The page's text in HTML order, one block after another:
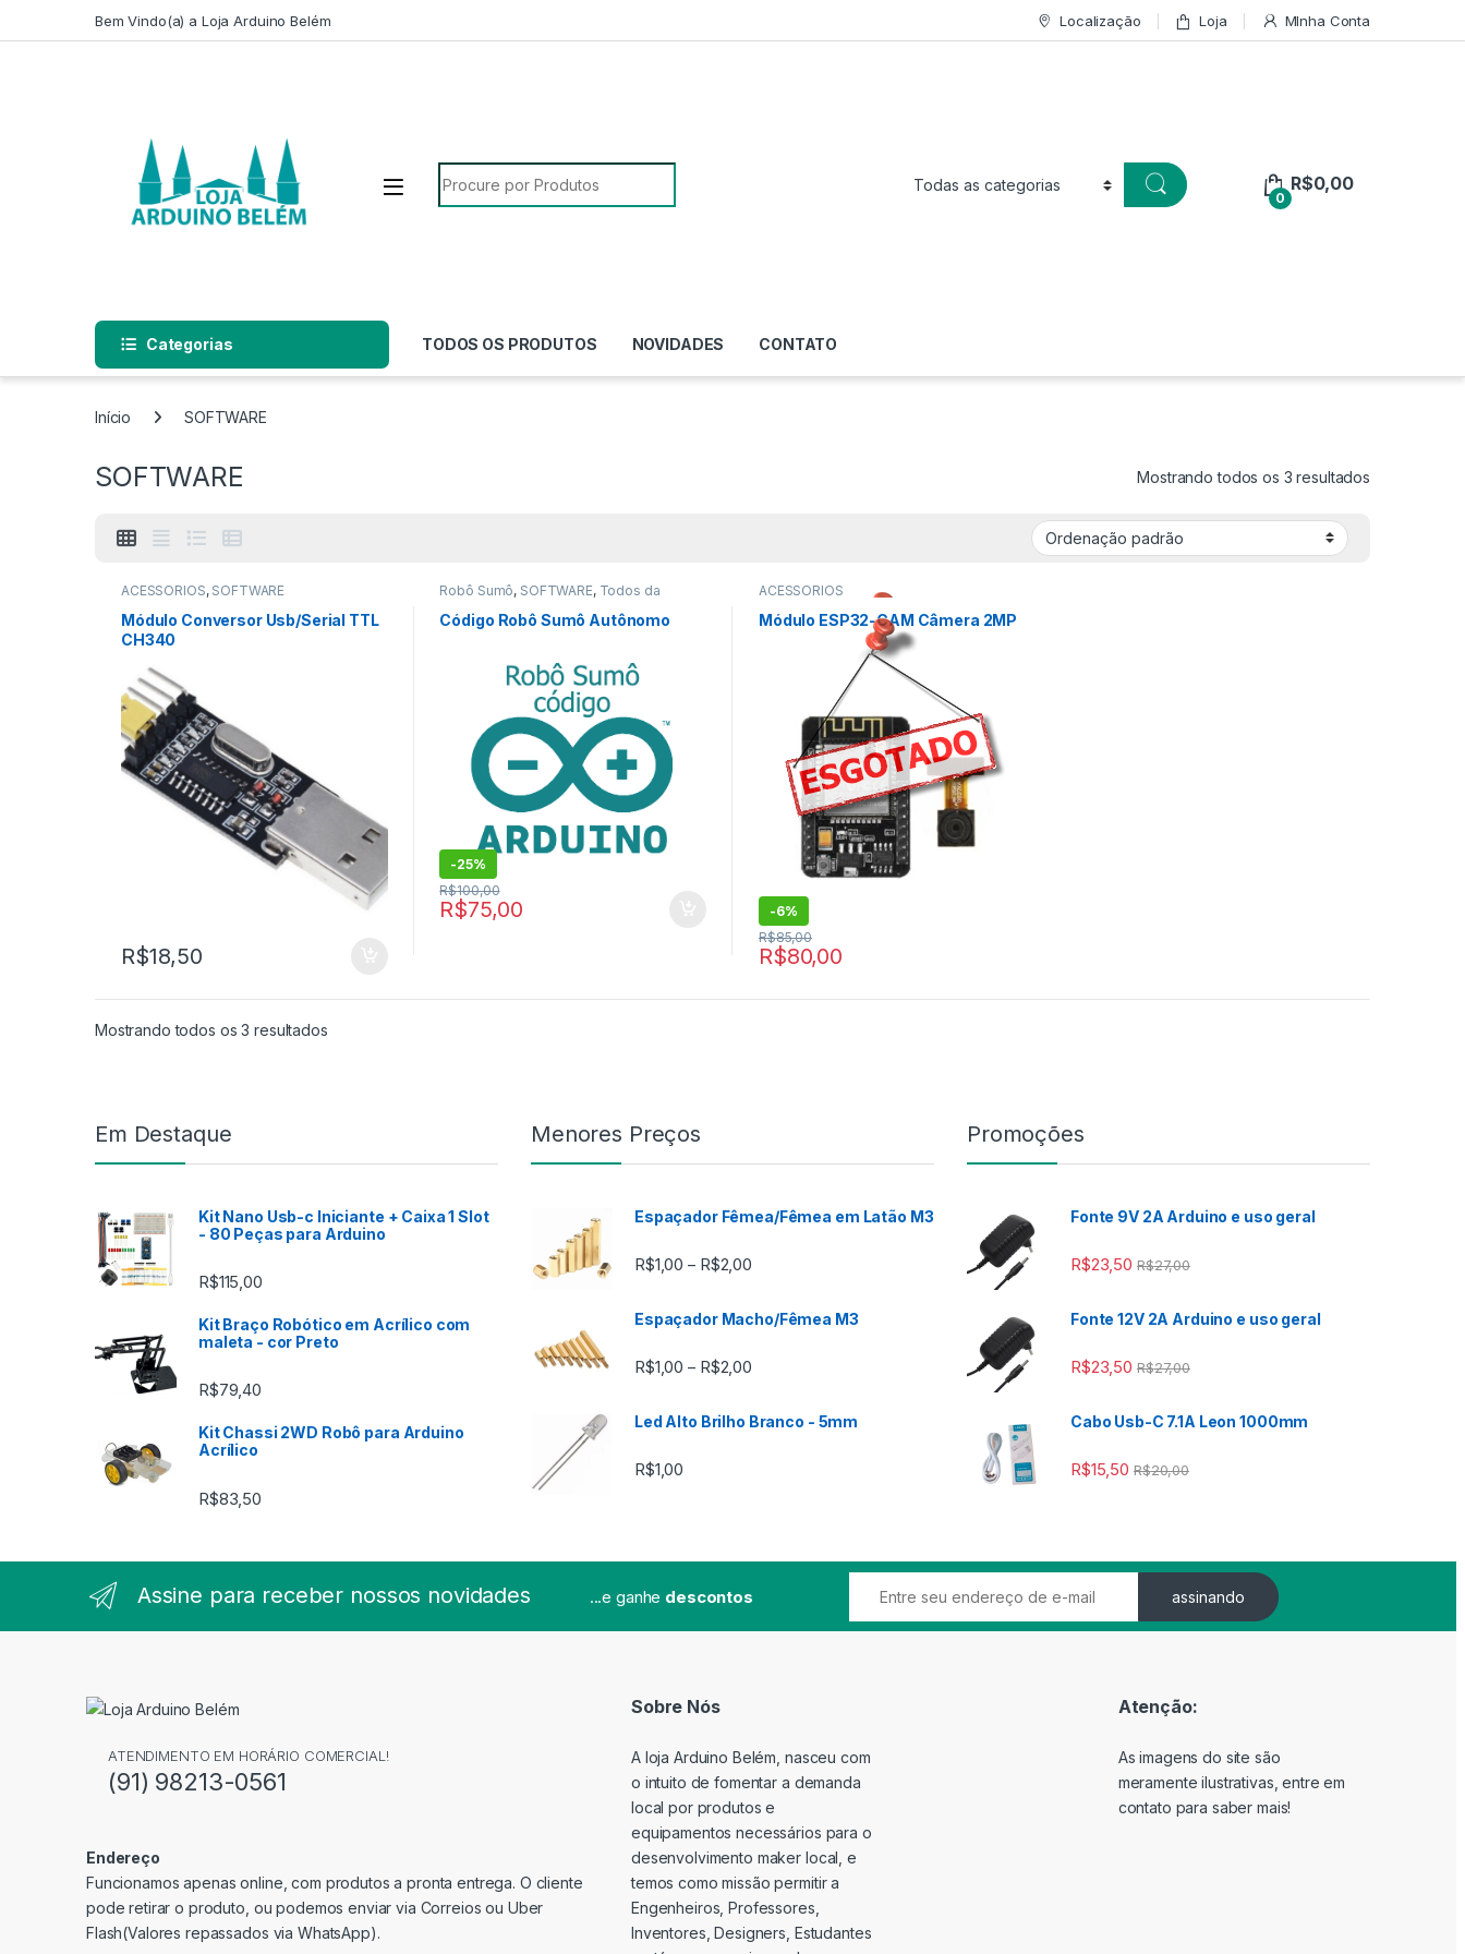
Escape para a navegaçãoBem Vindo(a) a Loja Arduino Belém Localização Loja MInha Conta
Pesquisa para:
0
R$0,00
Categorias TODOS OS PRODUTOS NOVIDADES CONTATO
Início SOFTWARE
SOFTWARE Mostrando todos os 3 resultados
ACESSÓRIOS, SOFTWARE
Módulo Conversor Usb/Serial TTL
CH340
R$18,50
Robô Sumô, SOFTWARE, Todos da
Código Robô Sumô Autônomo
-25%
R$75,00
R$100,00
ACESSÓRIOS
ARDUINO
,
SENSORES E MÓDULOS
SOFTWARE
Módulo ESP32-CAM Câmera 2MP
-6%
R$80,00
R$85,00
Mostrando todos os 3 resultados
Marca de Carrosel
Em Destaque
Kit Nano Usb-c Iniciante + Caixa 1 Slot
- 80 Peças para Arduino
R$115,00
Kit Braço Robótico em Acrílico com
maleta - cor Preto
R$79,40
Kit Chassi 2WD Robô para Arduino
Acrílico
R$83,50
Menores Preços
Espaçador Fêmea/Fêmea em Latão M3
R$1,00 – R$2,00 Faixa de preço: R$1,00 através R$2,00
Espaçador Macho/Fêmea M3
R$1,00 – R$2,00 Faixa de preço: R$1,00 através R$2,00
Led Alto Brilho Branco - 5mm
R$1,00
Promoções
Fonte 9V 2A Arduino e uso geral
R$23,50 R$27,00
Fonte 12V 2A Arduino e uso geral
R$23,50 R$27,00
Cabo Usb-C 7.1A Leon 1000mm
R$15,50 R$20,00
Assine para receber nossos novidades ...e ganhe descontos assinando
ATENDIMENTO EM HORÁRIO COMERCIAL!
(91) 98213-0561
Endereço
Funcionamos apenas online, com produtos a pronta entrega. O cliente
pode retirar o produto, ou podemos enviar via Correios ou Uber
Flash(Valores repassados via WhatsApp).
Sobre Nós
A loja Arduino Belém, nasceu com
o intuito de fomentar a demanda
local por produtos e
equipamentos necessários para o
desenvolvimento maker local, e
temos como missão permitir a
Engenheiros, Professores,
Inventores, Designers, Estudantes
Atenção:
As imagens do site são
meramente ilustrativas, entre em
contato para saber mais!